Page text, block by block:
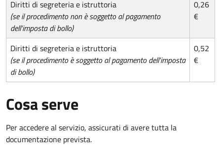
Diritti di segreteria e istruttoria
(se il procedimento non è soggetto al pagamento
dell'imposta di bollo)
0,26
€
Diritti di segreteria e istruttoria
(se il procedimento è soggetto al pagamento dell'imposta
di bollo)
0,52
€
Cosa serve
Per accedere al servizio, assicurati di avere tutta la
documentazione prevista.